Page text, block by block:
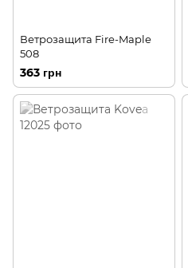
Ветрозащита Fire-Maple
508
363 грн